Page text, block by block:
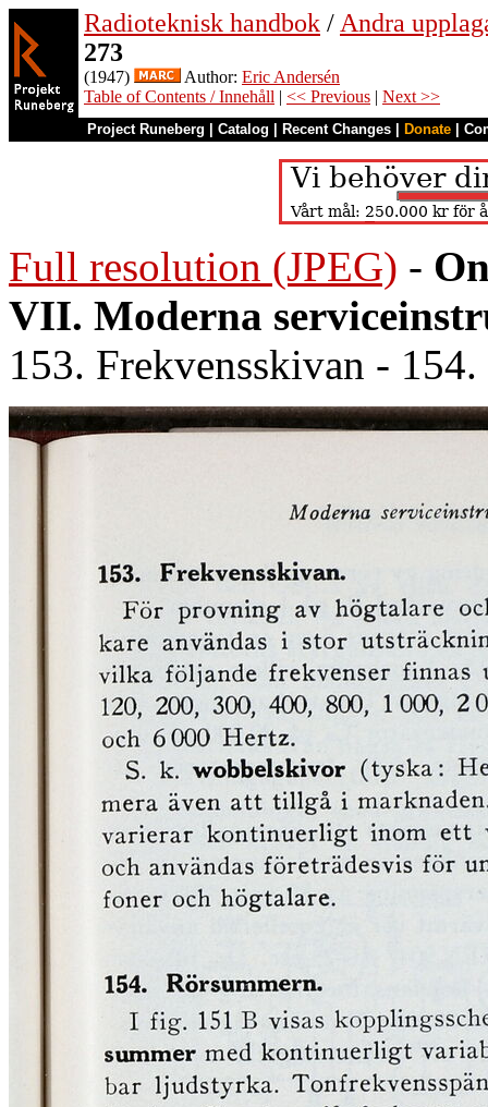
Radioteknisk handbok / Andra
273
(1947) Author: Eric Andersén
Table of Contents / Innehåll | << Previous | Next >>
Project Runeberg Catalog Recent Changes Donate
Full resolution (JPEG) -
VII. Moderna
153. Frekvensskivan -